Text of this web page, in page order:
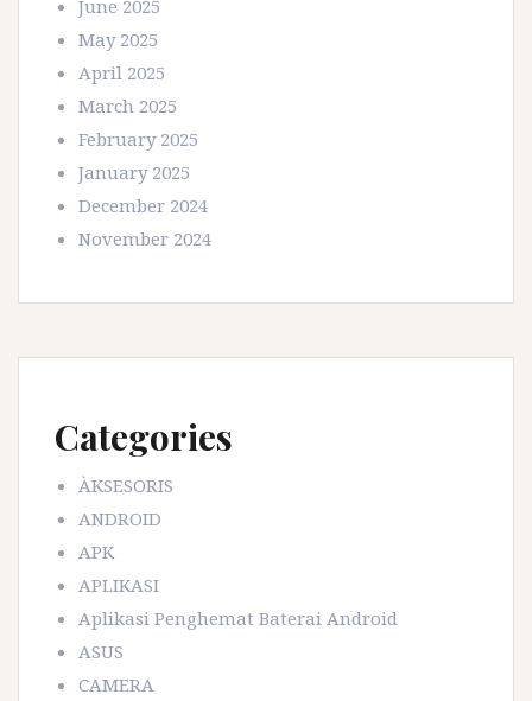
June 2025
May 2025
April 2025
March 2025
February 2025
January 2025
December 2024
November 2024
Categories
ÀKSESORIS
ANDROID
APK
APLIKASI
Aplikasi Penghemat Baterai Android
ASUS
CAMERA